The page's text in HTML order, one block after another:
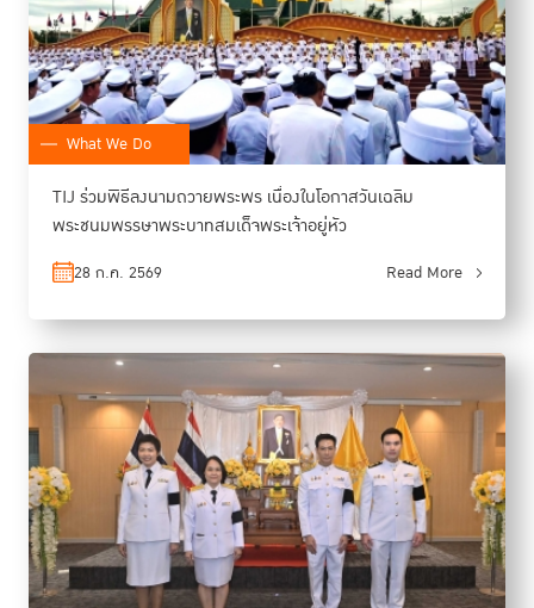
What We Do
TIJ ร่วมพิธีลงนามถวายพระพร เนื่องในโอกาสวันเฉลิม
พระชนมพรรษาพระบาทสมเด็จพระเจ้าอยู่หัว
28 ก.ค. 2569 Read More